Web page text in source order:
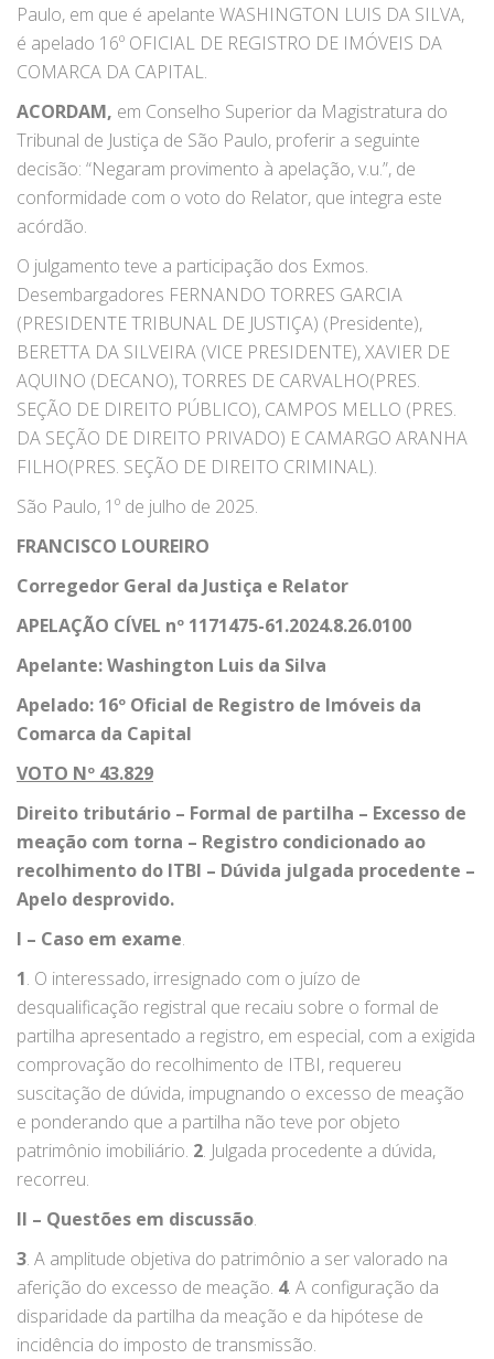
Paulo, em que é apelante WASHINGTON LUIS DA SILVA,
é apelado 16º OFICIAL DE REGISTRO DE IMÓVEIS DA
COMARCA DA CAPITAL.
ACORDAM, em Conselho Superior da Magistratura do
Tribunal de Justiça de São Paulo, proferir a seguinte
decisão: “Negaram provimento à apelação, v.u.”, de
conformidade com o voto do Relator, que integra este
acórdão.
O julgamento teve a participação dos Exmos.
Desembargadores FERNANDO TORRES GARCIA
(PRESIDENTE TRIBUNAL DE JUSTIÇA) (Presidente),
BERETTA DA SILVEIRA (VICE PRESIDENTE), XAVIER DE
AQUINO (DECANO), TORRES DE CARVALHO(PRES.
SEÇÃO DE DIREITO PÚBLICO), CAMPOS MELLO (PRES.
DA SEÇÃO DE DIREITO PRIVADO) E CAMARGO ARANHA
FILHO(PRES. SEÇÃO DE DIREITO CRIMINAL).
São Paulo, 1º de julho de 2025.
FRANCISCO LOUREIRO
Corregedor Geral da Justiça e Relator
APELAÇÃO CÍVEL nº 1171475-61.2024.8.26.0100
Apelante: Washington Luis da Silva
Apelado: 16º Oficial de Registro de Imóveis da
Comarca da Capital
VOTO Nº 43.829
Direito tributário – Formal de partilha – Excesso de
meação com torna – Registro condicionado ao
recolhimento do ITBI – Dúvida julgada procedente –
Apelo desprovido.
I – Caso em exame.
1. O interessado, irresignado com o juízo de
desqualificação registral que recaiu sobre o formal de
partilha apresentado a registro, em especial, com a exigida
comprovação do recolhimento de ITBI, requereu
suscitação de dúvida, impugnando o excesso de meação
e ponderando que a partilha não teve por objeto
patrimônio imobiliário. 2. Julgada procedente a dúvida,
recorreu.
II – Questões em discussão.
3. A amplitude objetiva do patrimônio a ser valorado na
aferição do excesso de meação. 4. A configuração da
disparidade da partilha da meação e da hipótese de
incidência do imposto de transmissão.